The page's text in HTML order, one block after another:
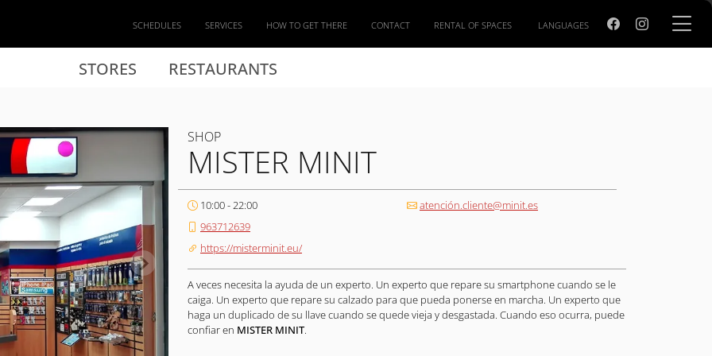
STORES RESTAURANTS
SCHEDULES SERVICES HOW TO GET THERE CONTACT RENTAL OF SPACES LANGUAGES
SHOP
MISTER MINIT
10:00 - 22:00
atención.cliente@minit.es
963712639
https://misterminit.eu/
A veces necesita la ayuda de un experto. Un experto que repare su smartphone cuando se le
caiga. Un experto que repare su calzado para que pueda ponerse en marcha. Un experto que
haga un duplicado de su llave cuando se quede vieja y desgastada. Cuando eso ocurra, puede
confiar en MISTER MINIT.